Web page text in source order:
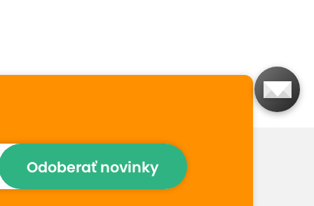
ponuku
váš chrbát
Odoberať novinky